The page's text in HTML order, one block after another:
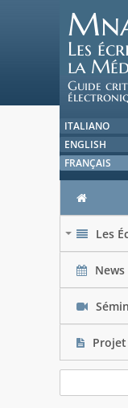
Les
la
Guide
ITALIANO
ENGLISH
FRANÇAIS
Les
News
Projet